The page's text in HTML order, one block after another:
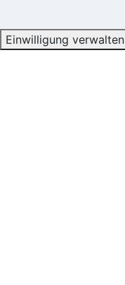
Einwilligung verwalten